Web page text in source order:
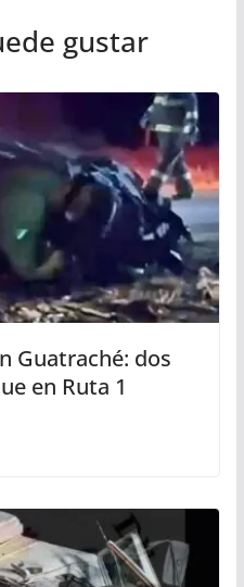
gustar
Guatraché: dos
en Ruta 1